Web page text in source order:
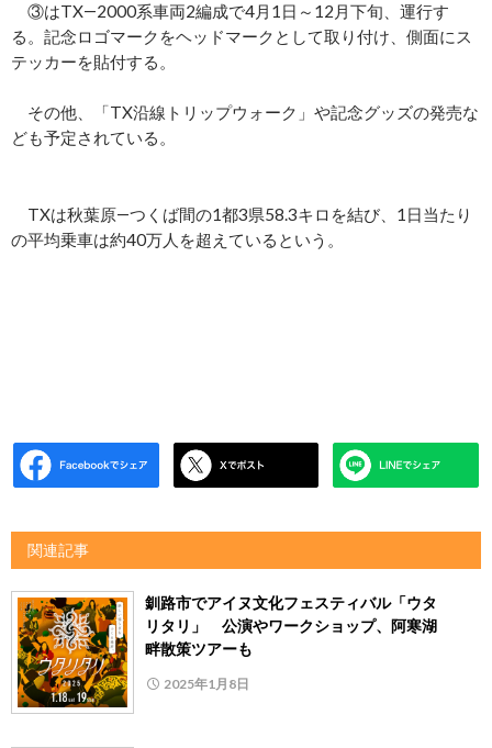
③はTX―2000系車両2編成で4月1日～12月下旬、運行す
る。記念ロゴマークをヘッドマークとして取り付け、側面にス
テッカーを貼付する。
その他、「TX沿線トリップウォーク」や記念グッズの発売な
ども予定されている。
TXは秋葉原―つくば間の1都3県58.3キロを結び、1日当たり
の平均乗車は約40万人を超えているという。
関連記事
釧路市でアイヌ文化フェスティバル「ウタ
リタリ」 公演やワークショップ、阿寒湖
畔散策ツアーも
2025年1月8日